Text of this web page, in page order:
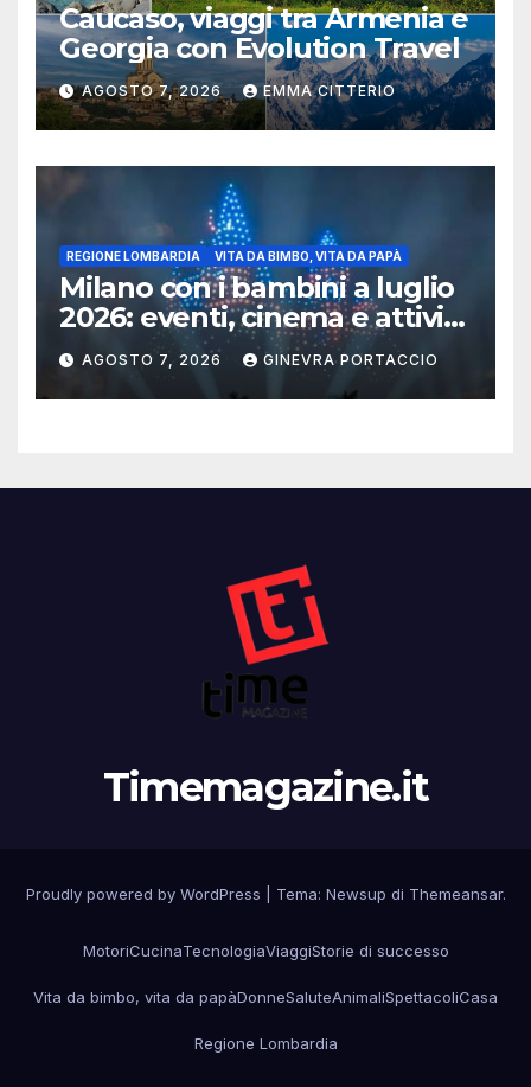
Caucaso, viaggi tra Armenia e
Georgia con Evolution Travel
AGOSTO 7, 2026 EMMA CITTERIO
REGIONE LOMBARDIA VITA DA BIMBO, VITA DA PAPÀ
Milano con i bambini a luglio
2026: eventi, cinema e attività
per famiglie
AGOSTO 7, 2026 GINEVRA PORTACCIO
Timemagazine.it
Proudly powered by WordPress Tema: Newsup di Themeansar.
MotoriCucinaTecnologiaViaggiStorie di successo
Vita da bimbo, vita da papàDonneSaluteAnimaliSpettacoliCasa
Regione Lombardia